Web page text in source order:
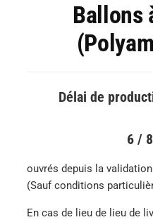
Ballons
Délai de
6 /
ouvrés depuis la
(Sauf conditions
En cas de lieu de lieu de